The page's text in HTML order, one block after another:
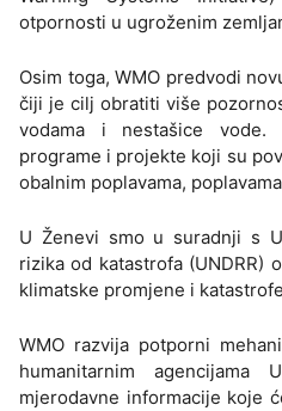
otpornosti u ugroženim
Osim toga, WMO predvodi
čiji je cilj obratiti više
vodama i nestašice vode.
programe i projekte koji su
obalnim poplavama,
U Ženevi smo u suradnji s
rizika od katastrofa (UNDRR)
klimatske promjene i
WMO razvija potporni
humanitarnim agencijama
mjerodavne informacije koje